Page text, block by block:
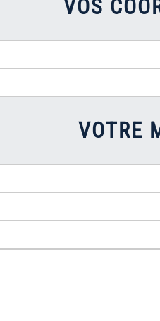
VOS
VOTRE